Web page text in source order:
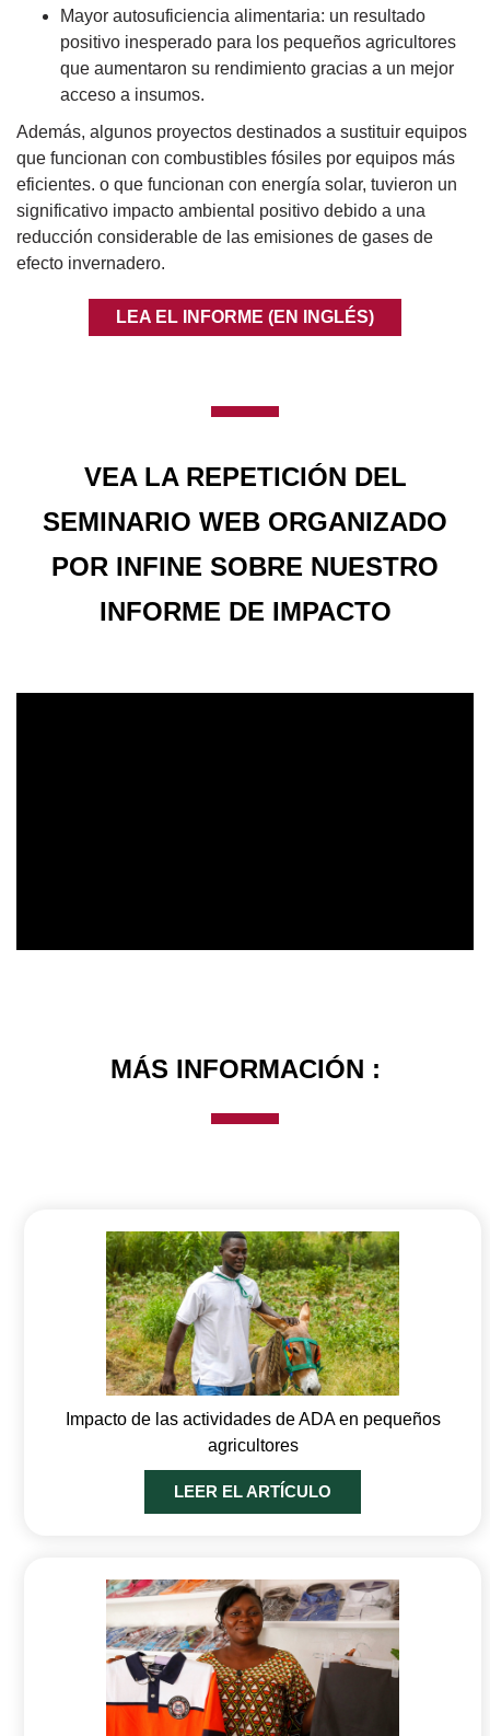
Mayor autosuficiencia alimentaria: un resultado
positivo inesperado para los pequeños agricultores
que aumentaron su rendimiento gracias a un mejor
acceso a insumos.
Además, algunos proyectos destinados a sustituir equipos
que funcionan con combustibles fósiles por equipos más
eficientes. o que funcionan con energía solar, tuvieron un
significativo impacto ambiental positivo debido a una
reducción considerable de las emisiones de gases de
efecto invernadero.
LEA EL INFORME (EN INGLÉS)
VEA LA REPETICIÓN DEL
SEMINARIO WEB ORGANIZADO
POR INFINE SOBRE NUESTRO
INFORME DE IMPACTO
MÁS INFORMACIÓN :
Impacto de las actividades de ADA en pequeños
agricultores
LEER EL ARTÍCULO